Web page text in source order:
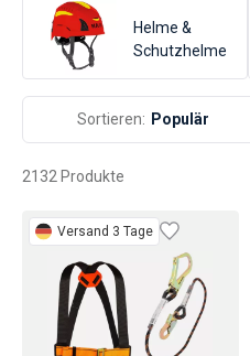
Branchen eingesetzt, darunter
Chemieindustrie, Öl- und
Gesundheitswesen. Die richtige
Sicherheitsausrüstung ist
Verletzungen zu vermeiden
gewährleisten.
Helme &
Schutzhelme
Sortieren: Populär
2132 Produkte
Versand 3 Tage